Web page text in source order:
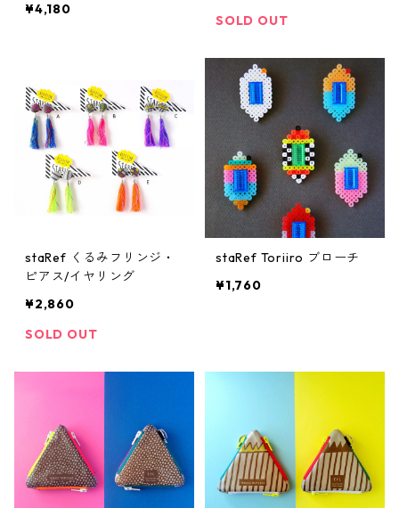
¥4,180
SOLD OUT
staRef くるみフリンジ・
ピアス/イヤリング
¥2,860
SOLD OUT
staRef Toriiro ブローチ
¥1,760